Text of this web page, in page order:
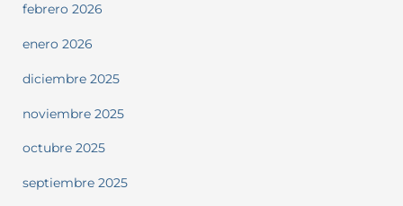
febrero 2026
enero 2026
diciembre 2025
noviembre 2025
octubre 2025
septiembre 2025